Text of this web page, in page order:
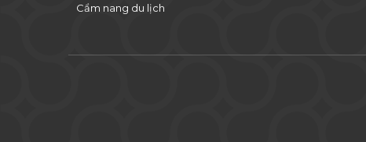
Cẩm nang du lịch